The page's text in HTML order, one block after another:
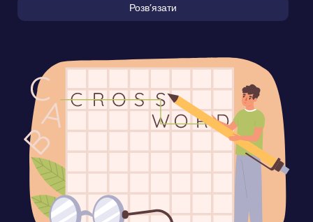
Розвʼязати